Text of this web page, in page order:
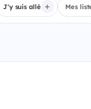
J'y suis allé Mes